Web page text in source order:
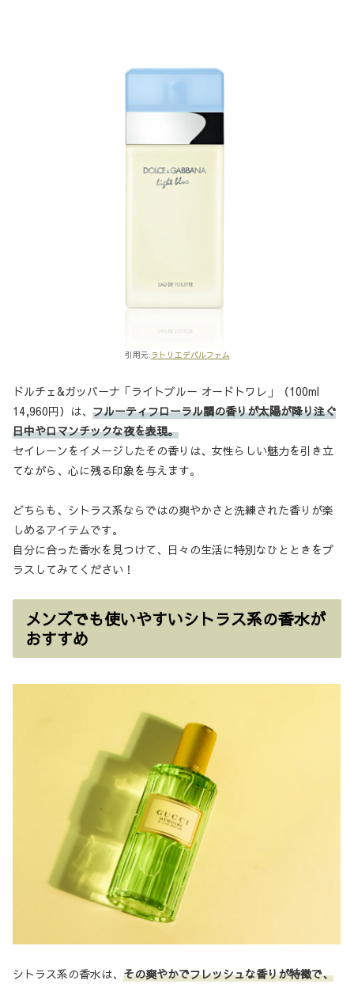
引用元:ラトリエデパルファム
ドルチェ&ガッバーナ「ライトブルー オードトワレ」（100ml
14,960円）は、 フルーティフローラル調の香りが太陽が降り注ぐ
日中やロマンチックな夜を表現。
セイレーンをイメージしたその香りは、女性らしい魅力を引き立
てながら、心に残る印象を与えます。
どちらも、シトラス系ならではの爽やかさと洗練された香りが楽
しめるアイテムです。
自分に合った香水を見つけて、日々の生活に特別なひとときをプ
ラスしてみてください！
メンズでも使いやすいシトラス系の香水が
おすすめ
シトラス系の香水は、 その爽やかでフレッシュな香りが特徴で、